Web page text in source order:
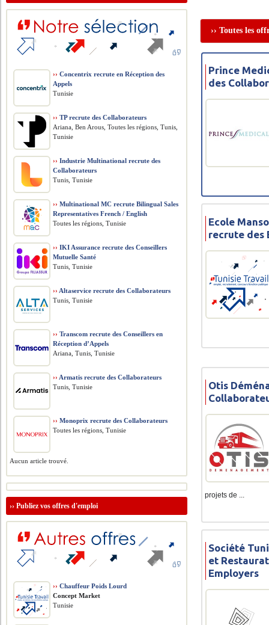
›› Toutes les
Prince
des
Ecole
recrute des
Otis
projets de ...
Société
et
Employers
›› Concentrix recrute en Réception des
Appels
Tunisie
›› TP recrute des Collaborateurs
Ariana, Ben Arous, Toutes les régions, Tunis,
Tunisie
›› Industrie Multinational recrute des
Collaborateurs
Tunis, Tunisie
›› Multinational MC recrute Bilingual Sales
Representatives French / English
Toutes les régions, Tunisie
›› IKI Assurance recrute des Conseillers
Mutuelle Santé
Tunis, Tunisie
›› Altaservice recrute des Collaborateurs
Tunis, Tunisie
›› Transcom recrute des Conseillers en
Réception d’Appels
Ariana, Tunis, Tunisie
›› Armatis recrute des Collaborateurs
Tunis, Tunisie
›› Monoprix recrute des Collaborateurs
Toutes les régions, Tunisie
Aucun article trouvé.
››Publiez vos offres d'emploi
›› Chauffeur Poids Lourd
Concept Market
Tunisie